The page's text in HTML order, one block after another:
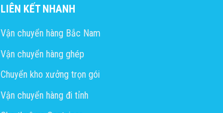
LIÊN KẾT NHANH
Vận chuyển hàng Bắc Nam
Vận chuyển hàng ghép
Chuyển kho xưởng trọn gói
Vận chuyển hàng đi tỉnh